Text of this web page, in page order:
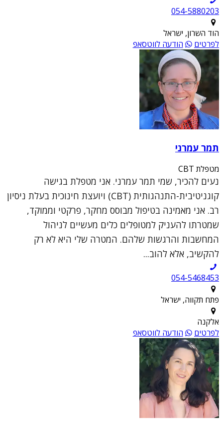
054-5880203
הוד השרון, ישראל
לפרטים
הודעה לווטסאפ
תמר עמרני
מטפלת CBT
נעים להכיר, שמי תמר עמרני. אני מטפלת בגישה
קוגניטיבית-התנהגותית (CBT) ויועצת חינוכית בעלת ניסיון
רב. אני מאמינה בטיפול מבוסס מחקר, פרקטי וממוקד,
שמטרתו להעניק למטופלים כלים מעשיים לניהול
המחשבות והרגשות שלהם. המטרה שלי היא לא רק
להקשיב, אלא להוב...
054-5468453
פתח תקווה, ישראל
אלקנה
לפרטים
הודעה לווטסאפ